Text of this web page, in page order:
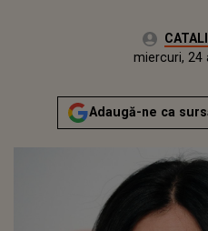
Autor:
Actualizat:
miercuri, 24
Adaugă-ne ca